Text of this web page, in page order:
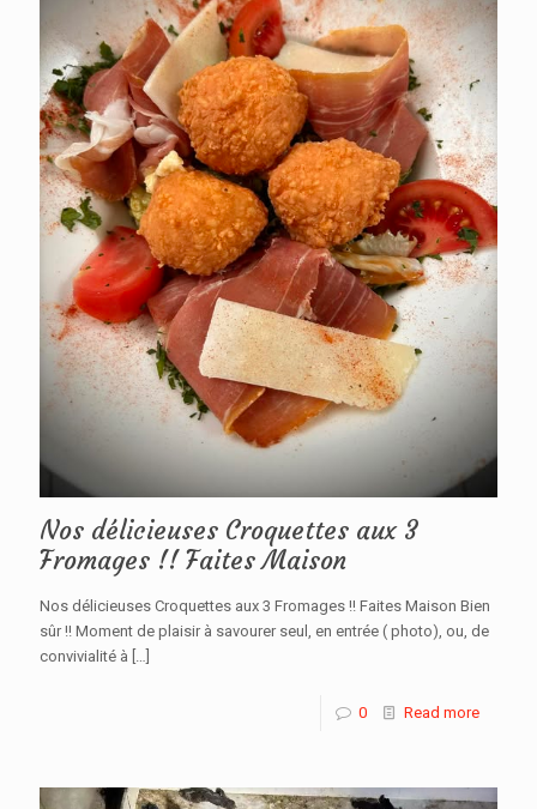
Nos délicieuses Croquettes aux 3
Fromages !! Faites Maison
Nos délicieuses Croquettes aux 3 Fromages !! Faites Maison Bien
sûr !! Moment de plaisir à savourer seul, en entrée ( photo), ou, de
convivialité à […]
0 Read more